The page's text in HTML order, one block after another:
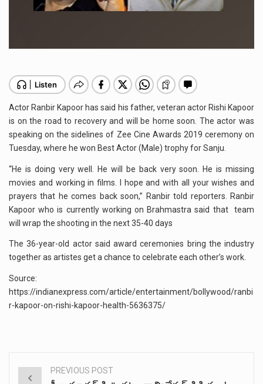
Actor Ranbir Kapoor has said his father, veteran actor Rishi Kapoor
is on the road to recovery and will be home soon. The actor was
speaking on the sidelines of Zee Cine Awards 2019 ceremony on
Tuesday, where he won Best Actor (Male) trophy for Sanju.
“He is doing very well. He will be back very soon. He is missing
movies and working in films. I hope and with all your wishes and
prayers that he comes back soon,” Ranbir told reporters. Ranbir
Kapoor who is currently working on Brahmastra said that team
will wrap the shooting in the next 35-40 days
The 36-year-old actor said award ceremonies bring the industry
together as artistes get a chance to celebrate each other’s work.
Source:
https://indianexpress.com/article/entertainment/bollywood/ranbi
r-kapoor-on-rishi-kapoor-health-5636375/
Post
PREVIOUS POST